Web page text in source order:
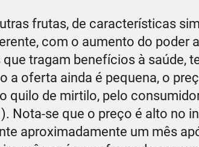
frutas, de características
com o aumento do poder
tragam benefícios à saúde,
a oferta ainda é pequena, o
quilo de mirtilo, pelo
Nota-se que o preço é alto no
aproximadamente um mês